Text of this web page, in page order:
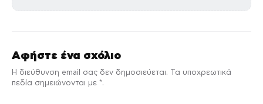
Αφήστε ένα σχόλιο
Η διεύθυνση email σας δεν δημοσιεύεται. Τα υποχρεωτικά
πεδία σημειώνονται με *.